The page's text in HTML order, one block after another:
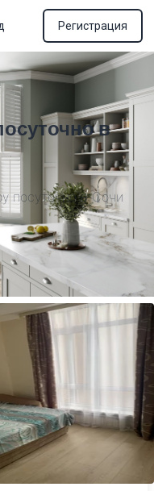
Регистрация
в
посуточно в Сочи